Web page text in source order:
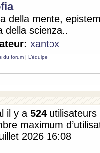
della mente,
della scienza..
xantox
du forum | L’équipe
il y a 524
maximum
2026 16:08